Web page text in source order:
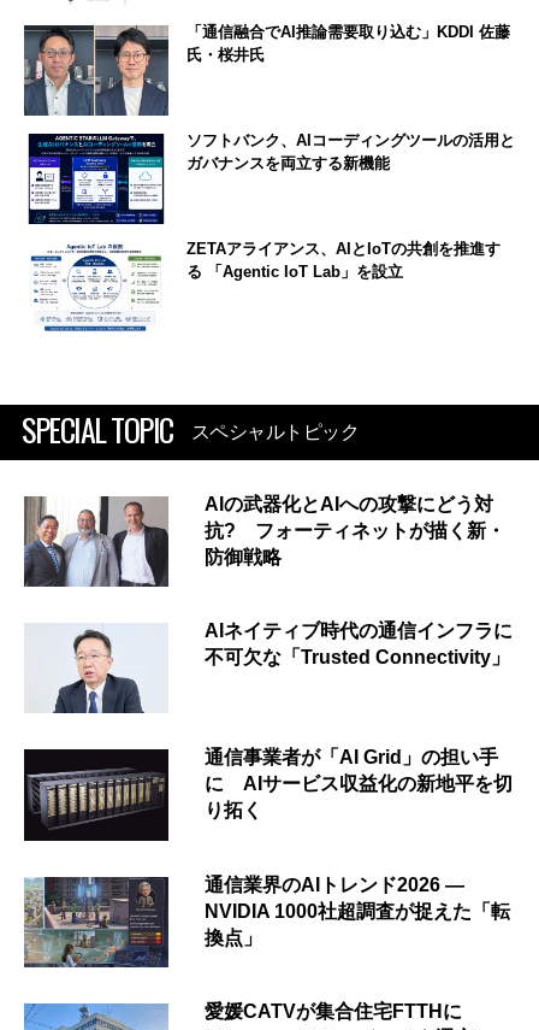
「通信融合でAI推論需要取り込む」KDDI 佐藤
氏・桜井氏
ソフトバンク、AIコーディングツールの活用と
ガバナンスを両立する新機能
ZETAアライアンス、AIとIoTの共創を推進す
る 「Agentic IoT Lab」を設立
SPECIAL TOPIC スペシャルトピック
AIの武器化とAIへの攻撃にどう対
抗? フォーティネットが描く新・
防御戦略
AIネイティブ時代の通信インフラに
不可欠な「Trusted Connectivity」
通信事業者が「AI Grid」の担い手
に AIサービス収益化の新地平を切
り拓く
通信業界のAIトレンド2026 ―
NVIDIA 1000社超調査が捉えた「転
換点」
愛媛CATVが集合住宅FTTHに